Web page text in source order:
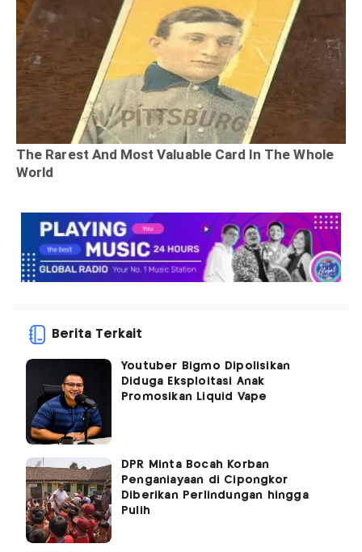
Berita Terkait
Youtuber Bigmo Dipolisikan
Diduga Eksploitasi Anak
Promosikan Liquid Vape
DPR Minta Bocah Korban
Penganiayaan di Cipongkor
Diberikan Perlindungan hingga
Pulih